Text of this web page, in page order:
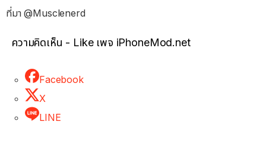
ที่มา @Musclenerd
ความคิดเห็น - Like เพจ iPhoneMod.net
Facebook
X
LINE